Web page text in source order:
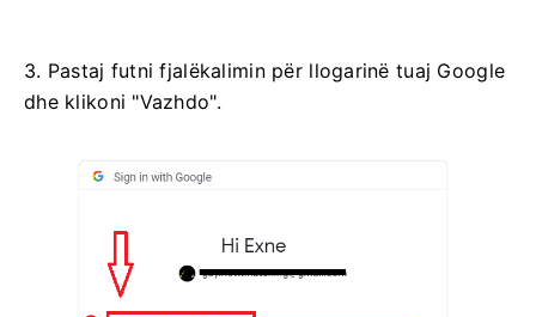
3. Pastaj futni fjalëkalimin për llogarinë tuaj Google
dhe klikoni "Vazhdo".